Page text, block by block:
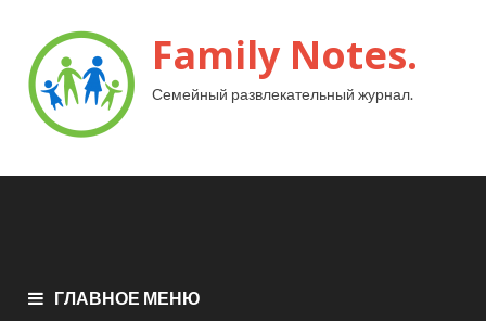
Family Notes.
Семейный развлекательный журнал.
ГЛАВНОЕ МЕНЮ